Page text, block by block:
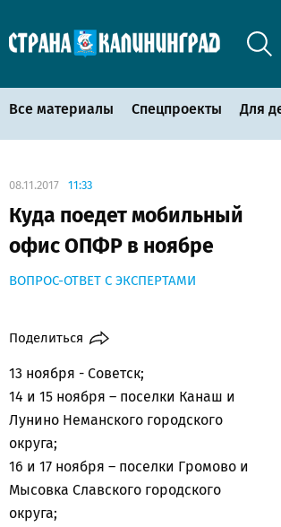
Все материалы Спецпроекты Для
08.11.2017 11:33
Куда поедет мобильный
офис ОПФР в ноябре
ВОПРОС-ОТВЕТ С ЭКСПЕРТАМИ
Поделиться
13 ноября - Советск;
14 и 15 ноября – поселки Канаш и
Лунино Неманского городского
округа;
16 и 17 ноября – поселки Громово и
Мысовка Славского городского
округа;